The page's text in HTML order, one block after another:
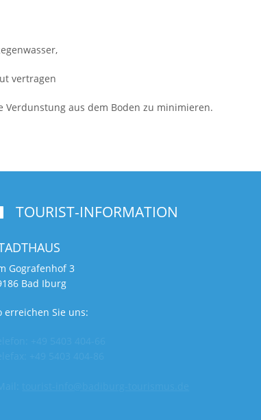
vertragen
Verdunstung aus dem Boden zu minimieren.
TOURIST-INFORMATION
Gografenhof 3
Bad Iburg
erreichen Sie uns: